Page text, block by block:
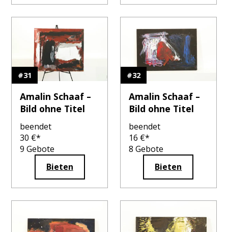
#31
Amalin Schaaf –
Bild ohne Titel
beendet
30 €*
9 Gebote
Bieten
#32
Amalin Schaaf –
Bild ohne Titel
beendet
16 €*
8 Gebote
Bieten